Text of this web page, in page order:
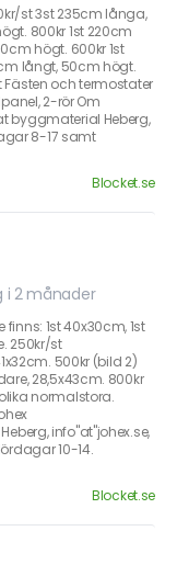
st 3st 235cm långa,
800kr 1st 220cm
högt. 600kr 1st
långt, 50cm högt.
Fästen och termostater
2-rör Om
byggmaterial Heberg,
8-17 samt
Blocket.se
i 2 månader
1st 40x30cm, 1st
250kr/st
500kr (bild 2)
28,5x43cm. 800kr
normalstora.
info"at"johex.se,
10-14.
Blocket.se